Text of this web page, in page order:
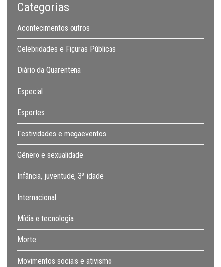
Categorias
Acontecimentos outros
Celebridades e Figuras Públicas
Diário da Quarentena
Especial
Esportes
Festividades e megaeventos
Gênero e sexualidade
Infância, juventude, 3ª idade
Internacional
Mídia e tecnologia
Morte
Movimentos sociais e ativismo